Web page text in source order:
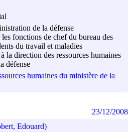
de la défense
fonctions de chef du bureau des
du travail et maladies
la direction des ressources humaines
défense
humaines du ministère de la
Edouard)
23/12/2008